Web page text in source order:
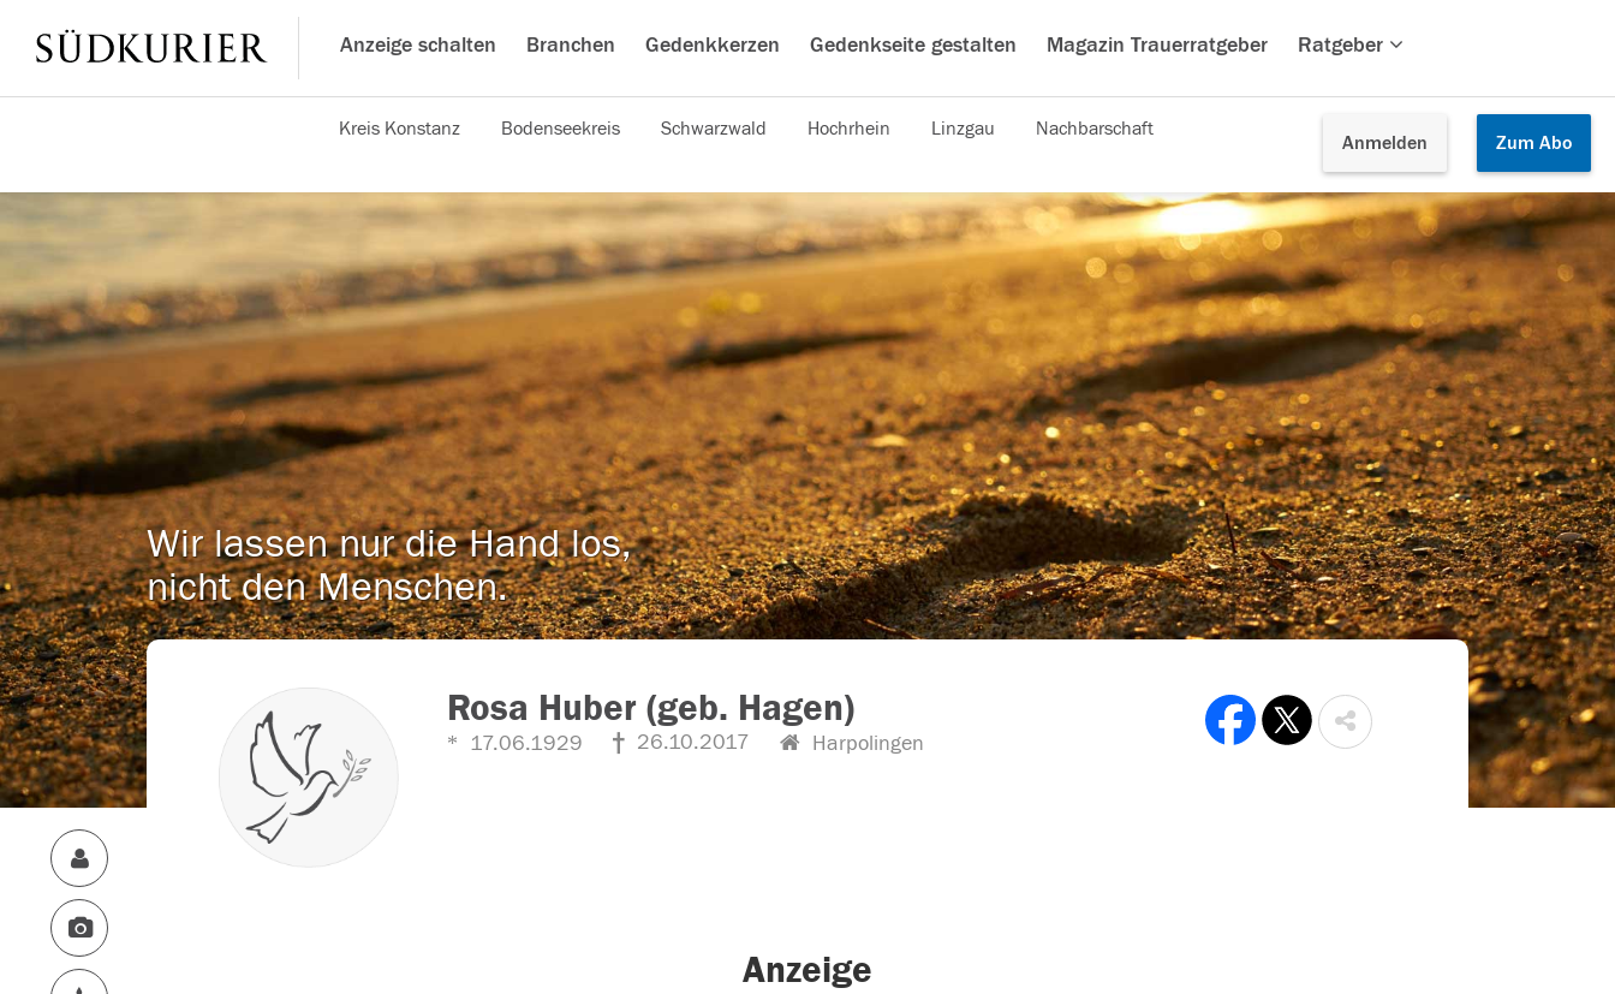
Anzeige schalten Branchen Gedenkkerzen Gedenkseite gestalten Magazin Trauerratgeber Ratgeber
Anmelden Zum Abo
Kreis Konstanz Bodenseekreis Schwarzwald Hochrhein Linzgau Nachbarschaft
Wir lassen nur die Hand los,
nicht den Menschen.
Rosa Huber (geb. Hagen)
17.06.1929 26.10.2017 Harpolingen
Anzeige